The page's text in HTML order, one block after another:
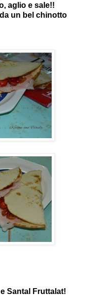
aglio e sale!!
un bel chinotto
Santal Fruttalat!